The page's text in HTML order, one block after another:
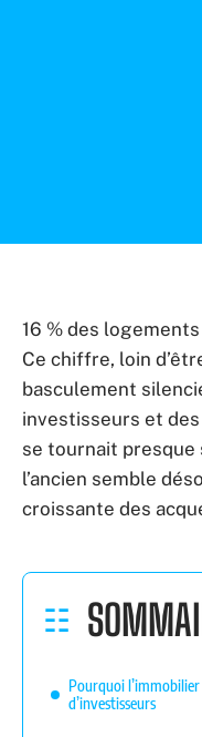
16 % des
Ce chiffre, loin
basculement
investisseurs et des
se tournait
l’ancien semble
croissante des
Pourquoi
d’investisseurs